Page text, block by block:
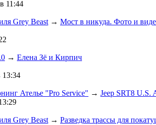
в 11:44
Grey Beast → Мост в никуда. Фото и
→ Елена Зё и Кирпич
13:34
Ателье "Pro Service" → Jeep SRT8 U.S.
Grey Beast → Разведка трассы для